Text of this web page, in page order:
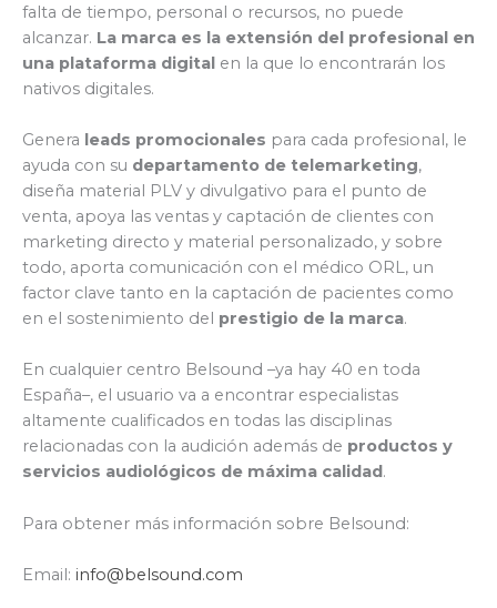
falta de tiempo, personal o recursos, no puede
alcanzar. La marca es la extensión del profesional en
una plataforma digital en la que lo encontrarán los
nativos digitales.
Genera leads promocionales para cada profesional, le
ayuda con su departamento de telemarketing,
diseña material PLV y divulgativo para el punto de
venta, apoya las ventas y captación de clientes con
marketing directo y material personalizado, y sobre
todo, aporta comunicación con el médico ORL, un
factor clave tanto en la captación de pacientes como
en el sostenimiento del prestigio de la marca.
En cualquier centro Belsound –ya hay 40 en toda
España–, el usuario va a encontrar especialistas
altamente cualificados en todas las disciplinas
relacionadas con la audición además de productos y
servicios audiológicos de máxima calidad .
Para obtener más información sobre Belsound:
Email: info@belsound.com